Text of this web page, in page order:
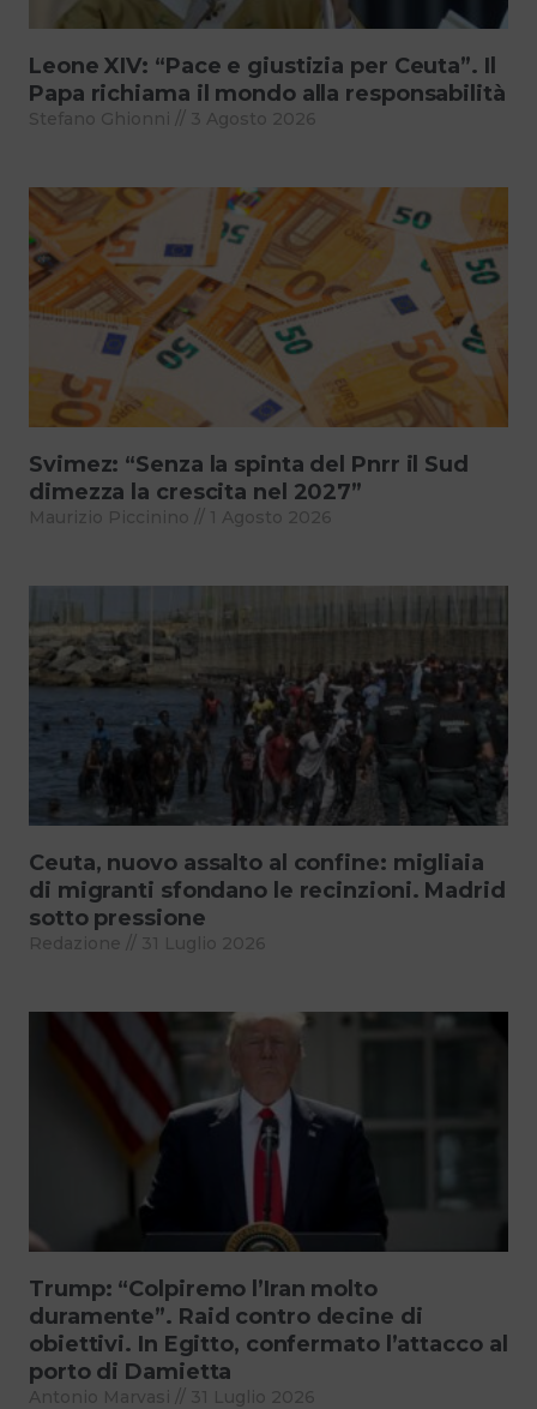
Leone XIV: “Pace e giustizia per Ceuta”. Il
Papa richiama il mondo alla responsabilità
Stefano Ghionni 3 Agosto 2026
Svimez: “Senza la spinta del Pnrr il Sud
dimezza la crescita nel 2027”
Maurizio Piccinino 1 Agosto 2026
Ceuta, nuovo assalto al confine: migliaia
di migranti sfondano le recinzioni. Madrid
sotto pressione
Redazione 31 Luglio 2026
Trump: “Colpiremo l’Iran molto
duramente”. Raid contro decine di
obiettivi. In Egitto, confermato l’attacco al
porto di Damietta
Antonio Marvasi 31 Luglio 2026